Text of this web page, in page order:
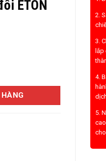
ETON
ZL2 số lượng
2.
3.
4.
5.